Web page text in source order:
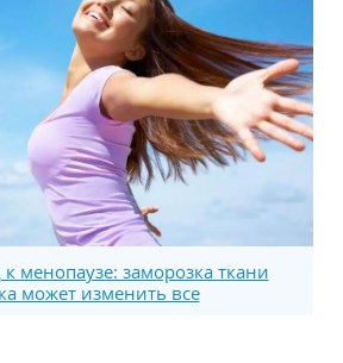
менопаузе: заморозка ткани
может изменить все